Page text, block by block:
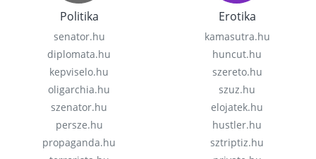
Politika
senator.hu
diplomata.hu
kepviselo.hu
oligarchia.hu
szenator.hu
persze.hu
propaganda.hu
Erotika
kamasutra.hu
huncut.hu
szereto.hu
szuz.hu
elojatek.hu
hustler.hu
sztriptiz.hu